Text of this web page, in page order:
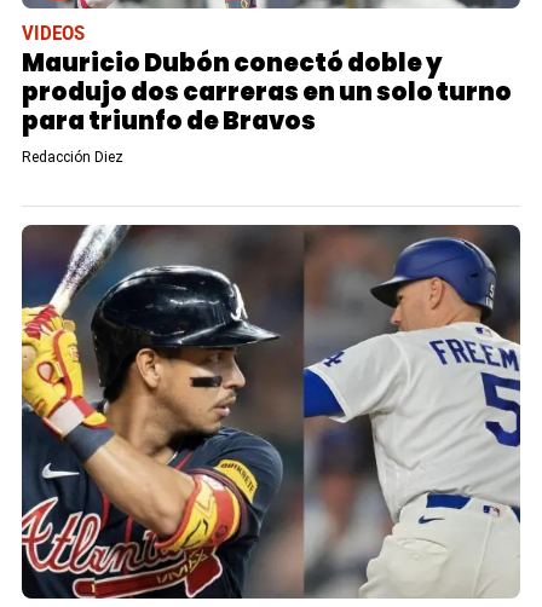
VIDEOS
Mauricio Dubón conectó doble y
produjo dos carreras en un solo turno
para triunfo de Bravos
Redacción Diez